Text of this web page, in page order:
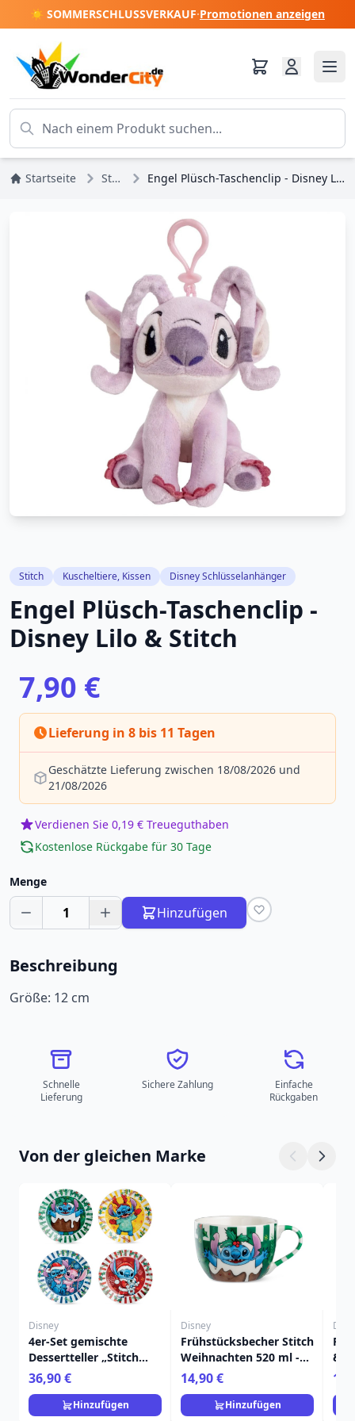
☀️ SOMMERSCHLUSSVERKAUF·Promotionen anzeigen
Startseite Stitch Engel Plüsch-Taschenclip - Disney Lilo & Stitch
Stitch Kuscheltiere, Kissen Disney Schlüsselanhänger
Engel Plüsch-Taschenclip -
Disney Lilo & Stitch
7,90 €
Lieferung in 8 bis 11 Tagen
Geschätzte Lieferung zwischen 18/08/2026 und
21/08/2026
Verdienen Sie 0,19 € Treueguthaben
Kostenlose Rückgabe für 30 Tage
Menge
1 Hinzufügen
Beschreibung
Größe: 12 cm
Schnelle
Lieferung
Sichere Zahlung
Einfache
Rückgaben
Von der gleichen Marke
Disney
4er-Set gemischte
Dessertteller „Stitch
Weihnachten“ – Egan
Disney Home
36,90 €
Hinzufügen
Disney
Frühstücksbecher Stitch
Weihnachten 520 ml -
Egan Disney Home
14,90 €
Hinzufügen
&